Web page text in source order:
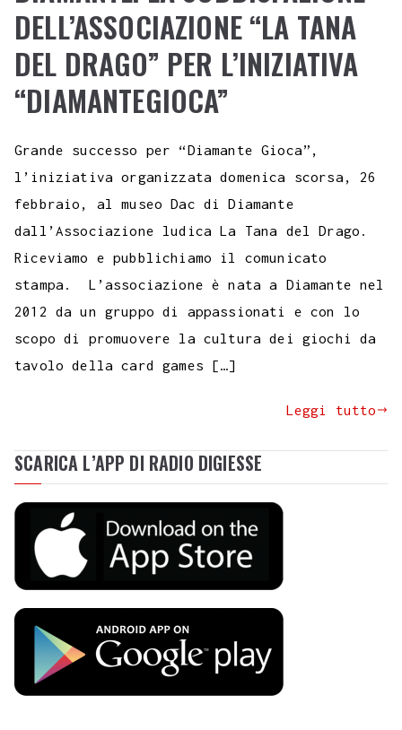
DELL’ASSOCIAZIONE “LA TANA
DEL DRAGO” PER L’INIZIATIVA
“DIAMANTEGIOCA”
Grande successo per “Diamante Gioca”,
l’iniziativa organizzata domenica scorsa, 26
febbraio, al museo Dac di Diamante
dall’Associazione ludica La Tana del Drago.
Riceviamo e pubblichiamo il comunicato
stampa. L’associazione è nata a Diamante nel
2012 da un gruppo di appassionati e con lo
scopo di promuovere la cultura dei giochi da
tavolo della card games […]
Leggi tutto
SCARICA L’APP DI RADIO DIGIESSE